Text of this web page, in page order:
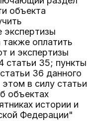
объекта
экспертизы
оплатить
и экспертизы
статьи 35; пункты
36 данного
в силу статьи
объектах
истории и
Федерации"